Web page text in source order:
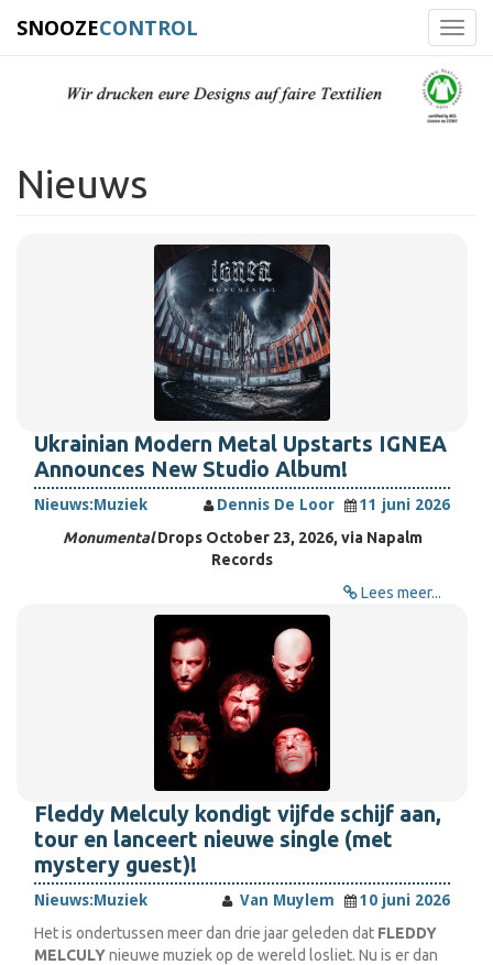
SNOOZECONTROL
Nieuws
Ukrainian Modern Metal Upstarts IGNEA
Announces New Studio Album!
Nieuws:Muziek Dennis De Loor
11 juni 2026
MonumentalDrops October 23, 2026, via Napalm
Records
Lees meer...
Fleddy Melculy kondigt vijfde schijf aan,
tour en lanceert nieuwe single (met
mystery guest)!
Nieuws:Muziek Van Muylem
10 juni 2026
Het is ondertussen meer dan drie jaar geleden dat FLEDDY
MELCULYnieuwe muziek op de wereld losliet. Nu is er dan